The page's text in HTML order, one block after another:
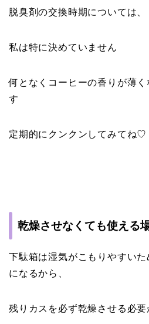
脱臭剤の交換時期については、
私は特に決めていません
何となくコーヒーの香りが薄く
す
定期的にクンクンしてみてね♡
乾燥させなくても使える
下駄箱は湿気がこもりやすい
になるから、
残りカスを必ず乾燥させる必要